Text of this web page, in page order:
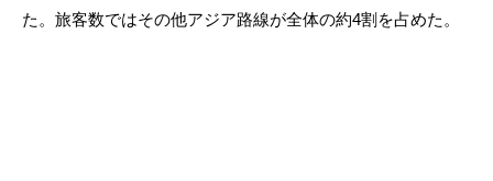
た。旅客数ではその他アジア路線が全体の約4割を占めた。